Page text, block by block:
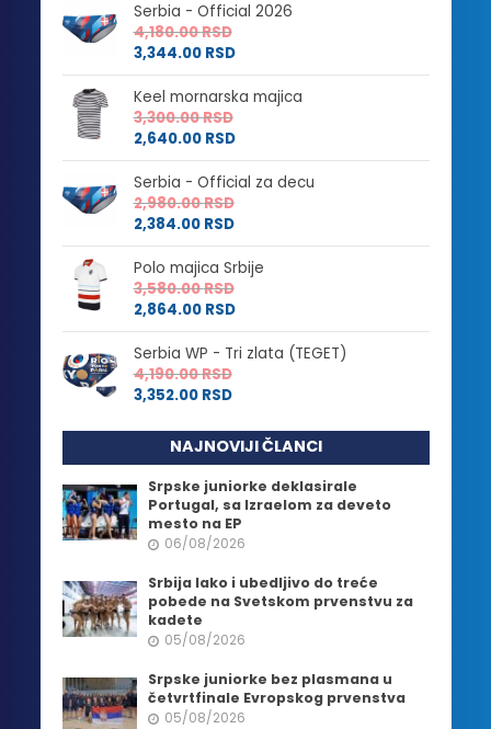
Serbia - Official 2026
4,180.00RSD
3,344.00 RSD
Keel mornarska majica
3,300.00RSD
2,640.00 RSD
Serbia - Official za decu
2,980.00RSD
2,384.00 RSD
Polo majica Srbije
3,580.00RSD
2,864.00 RSD
Serbia WP - Tri zlata (TEGET)
4,190.00RSD
3,352.00 RSD
NAJNOVIJI ČLANCI
Srpske juniorke deklasirale
Portugal, sa Izraelom za deveto
mesto na EP
06/08/2026
Srbija lako i ubedljivo do treće
pobede na Svetskom prvenstvu za
kadete
05/08/2026
Srpske juniorke bez plasmana u
četvrtfinale Evropskog prvenstva
05/08/2026